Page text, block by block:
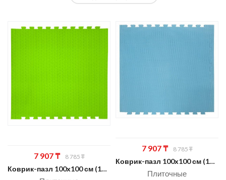
8 785₸Первоначальная
цена
7 907₸
Текущая
цена:Коврик-пазл 100х100 см (14 мм)
8 785₸
цена
7 907₸
Текущая
цена:Коврик-пазл 100х100 см (14 мм)
Плиточные